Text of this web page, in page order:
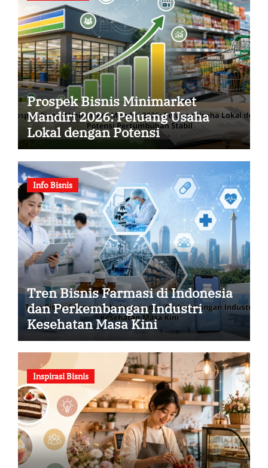
Prospek Bisnis Minimarket
Mandiri 2026: Peluang Usaha
Lokal dengan Potensi
Pertumbuhan Stabil
Info Bisnis
Tren Bisnis Farmasi di Indonesia
dan Perkembangan Industri
Kesehatan Masa Kini
Inspirasi Bisnis